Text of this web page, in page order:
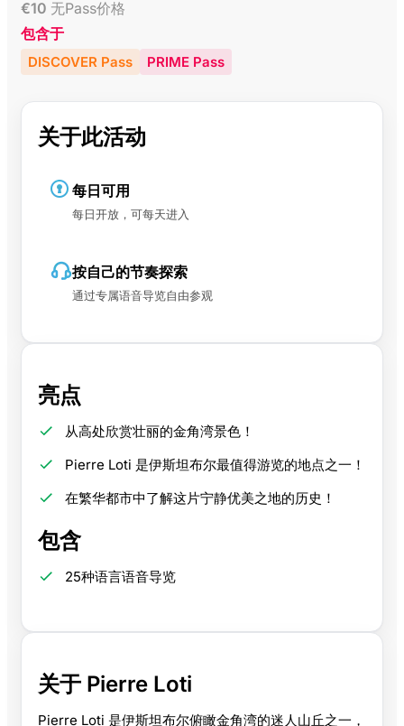
€10 无Pass价格
包含于
DISCOVER Pass PRIME Pass
关于此活动
每日可用
每日开放，可每天进入
按自己的节奏探索
通过专属语音导览自由参观
亮点
从高处欣赏壮丽的金角湾景色！
Pierre Loti 是伊斯坦布尔最值得游览的地点之一！
在繁华都市中了解这片宁静优美之地的历史！
包含
25种语言语音导览
关于 Pierre Loti
Pierre Loti 是伊斯坦布尔俯瞰金角湾的迷人山丘之一，